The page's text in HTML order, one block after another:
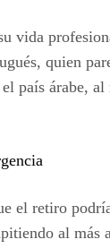
vida
quien
país árabe,
el retiro
al